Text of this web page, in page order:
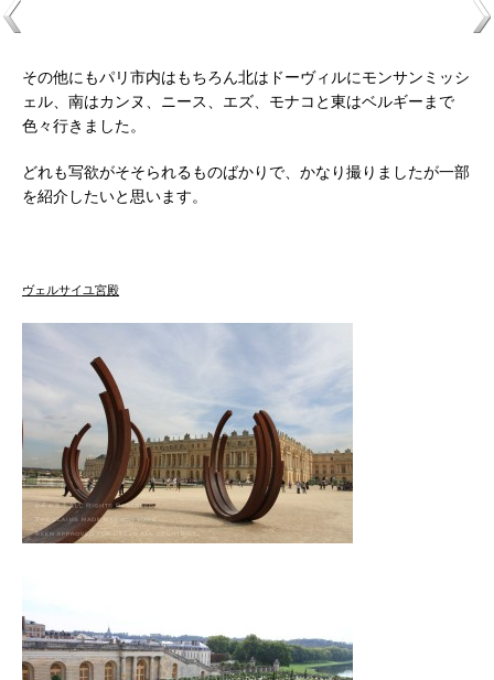
その他にもパリ市内はもちろん北はドーヴィルにモンサンミッシ
ェル、南はカンヌ、ニース、エズ、モナコと東はベルギーまで
色々行きました。
どれも写欲がそそられるものばかりで、かなり撮りましたが一部
を紹介したいと思います。
ヴェルサイユ宮殿